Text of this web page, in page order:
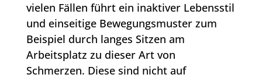
vielen Fällen führt ein inaktiver Lebensstil
und einseitige Bewegungsmuster zum
Beispiel durch langes Sitzen am
Arbeitsplatz zu dieser Art von
Schmerzen. Diese sind nicht auf